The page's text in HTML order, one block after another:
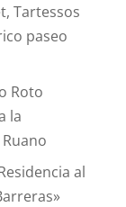
Tartessos
paseo
Roto
la
al